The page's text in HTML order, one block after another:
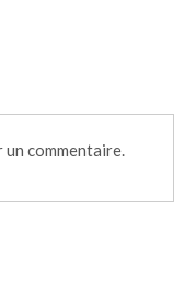
commentaire.